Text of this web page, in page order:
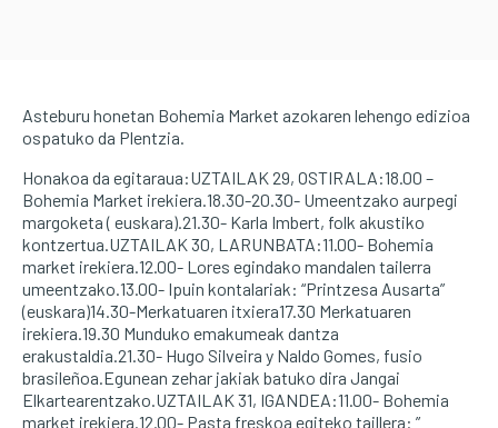
Asteburu honetan Bohemia Market azokaren lehengo edizioa
ospatuko da Plentzia.
Honakoa da egitaraua:UZTAILAK 29, OSTIRALA:18.00 –
Bohemia Market irekiera.18.30-20.30- Umeentzako aurpegi
margoketa ( euskara).21.30- Karla Imbert, folk akustiko
kontzertua.UZTAILAK 30, LARUNBATA:11.00- Bohemia
market irekiera.12.00- Lores egindako mandalen tailerra
umeentzako.13.00- Ipuin kontalariak: “Printzesa Ausarta”
(euskara)14.30-Merkatuaren itxiera17.30 Merkatuaren
irekiera.19.30 Munduko emakumeak dantza
erakustaldia.21.30- Hugo Silveira y Naldo Gomes, fusio
brasileñoa.Egunean zehar jakiak batuko dira Jangai
Elkartearentzako.UZTAILAK 31, IGANDEA:11.00- Bohemia
market irekiera.12.00- Pasta freskoa egiteko taillera: ”